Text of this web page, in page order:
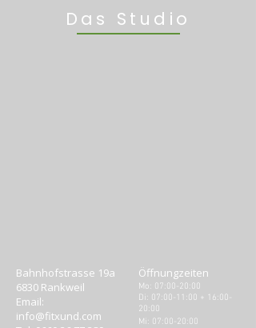
Das Studio
Bahnhofstrasse 19a
6830 Rankweil
Email:
info@fitxund.com
Öffnungzeiten
Mo: 07:00-20:00
Di: 07:00-11:00 + 16:00-
20:00
Mi: 07:00-20:00​